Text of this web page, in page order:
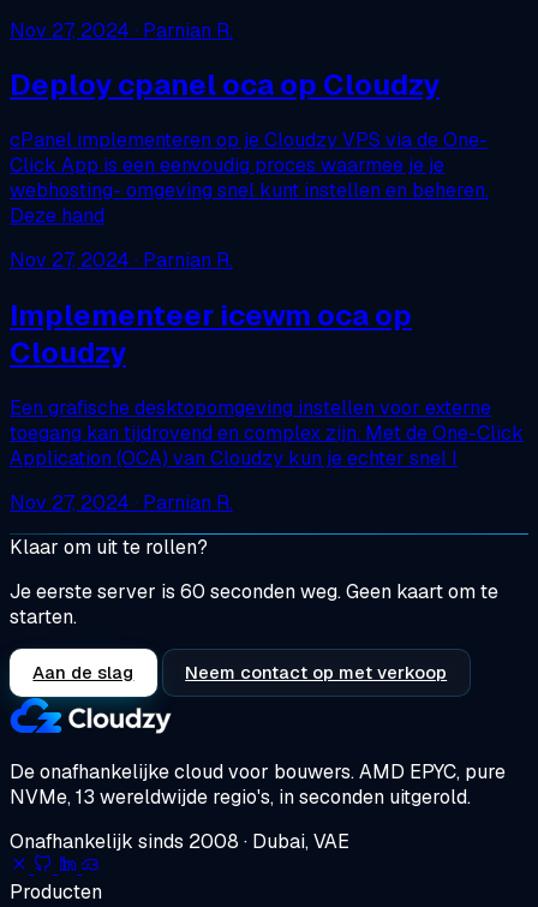
Nov 27, 2024 · Parnian R.
Deploy cpanel oca op Cloudzy
cPanel implementeren op je Cloudzy VPS via de One-
Click App is een eenvoudig proces waarmee je je
webhosting- omgeving snel kunt instellen en beheren.
Deze hand
Nov 27, 2024 · Parnian R.
Implementeer icewm oca op
Cloudzy
Een grafische desktopomgeving instellen voor externe
toegang kan tijdrovend en complex zijn. Met de One-Click
Application (OCA) van Cloudzy kun je echter snel I
Nov 27, 2024 · Parnian R.
Klaar om uit te rollen?
Je eerste server is 60 seconden weg. Geen kaart om te
starten.
Aan de slag Neem contact op met verkoop
De onafhankelijke cloud voor bouwers.AMD EPYC, pure
NVMe, 13 wereldwijde regio's, in seconden uitgerold.
Onafhankelijk sinds 2008 · Dubai, VAE
Producten